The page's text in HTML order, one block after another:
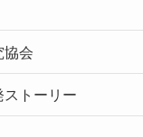
協会
ストーリー